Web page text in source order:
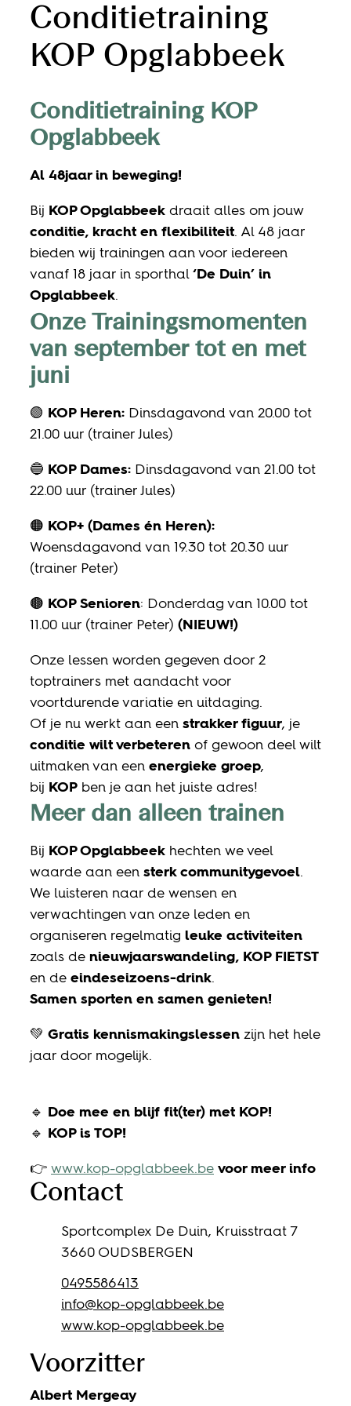
Conditietraining
KOP Opglabbeek
Conditietraining KOP
Opglabbeek
Al 48jaar in beweging!
Bij KOP Opglabbeek draait alles om jouw
conditie, kracht en flexibiliteit. Al 48 jaar
bieden wij trainingen aan voor iedereen
vanaf 18 jaar in sporthal‘De Duin’ in
Opglabbeek.
Onze Trainingsmomenten
van september tot en met
juni
🟢 KOP Heren: Dinsdagavond van 20.00 tot
21.00 uur (trainer Jules)
🔵 KOP Dames: Dinsdagavond van 21.00 tot
22.00 uur (trainer Jules)
🟠 KOP+ (Dames én Heren):
Woensdagavond van 19.30 tot 20.30 uur
(trainer Peter)
🟤 KOP Senioren: Donderdag van 10.00 tot
11.00 uur (trainer Peter) (NIEUW!)
Onze lessen worden gegeven door 2
toptrainers met aandacht voor
voortdurende variatie en uitdaging.
Of je nu werkt aan een strakker figuur, je
conditie wilt verbeteren of gewoon deel wilt
uitmaken van een energieke groep,
bij KOP ben je aan het juiste adres!
Meer dan alleen trainen
Bij KOP Opglabbeek hechten we veel
waarde aan een sterk communitygevoel.
We luisteren naar de wensen en
verwachtingen van onze leden en
organiseren regelmatig leuke activiteiten
zoals de nieuwjaarswandeling, KOP FIETST
en de eindeseizoens-drink.
Samen sporten en samen genieten!
💚 Gratis kennismakingslessen zijn het hele
jaar door mogelijk.
🔹 Doe mee en blijf fit(ter) met KOP!
🔹 KOP is TOP!
👉 www.kop-opglabbeek.be voor meer info
Contact
AdresSportcomplex De Duin, Kruisstraat 7
,3660 OUDSBERGEN
0495586413
E-mailinfo@kop-opglabbeek.be
Websitewww.kop-opglabbeek.be
Voorzitter
Albert Mergeay